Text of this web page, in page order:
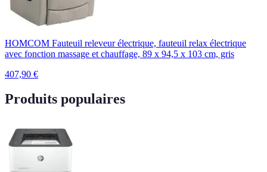
HOMCOM Fauteuil releveur électrique, fauteuil relax électrique
avec fonction massage et chauffage, 89 x 94,5 x 103 cm, gris
407,90 €
Produits populaires